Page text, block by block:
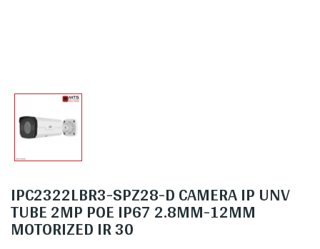
IPC2322LBR3-SPZ28-D CAMERA IP UNV
TUBE 2MP POE IP67 2.8MM-12MM
MOTORIZED IR 30